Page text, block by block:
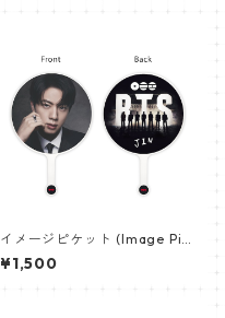
イメージピケット (Image Pic
ket) うちわ - ジン (JIN-18)
¥1,500